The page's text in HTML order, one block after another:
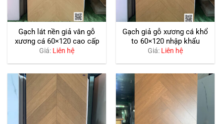
Gạch lát nền giả vân gỗ
xương cá 60×120 cao cấp
Giá: Liên hệ
Gạch giả gỗ xương cá khổ
to 60×120 nhập khẩu
Giá: Liên hệ